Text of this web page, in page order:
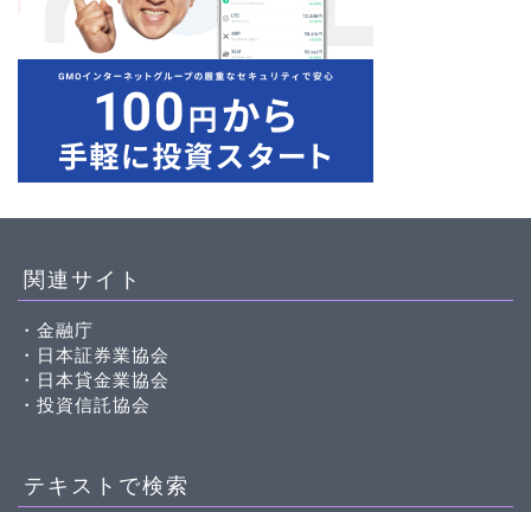
関連サイト
・金融庁
・日本証券業協会
・日本貸金業協会
・投資信託協会
テキストで検索